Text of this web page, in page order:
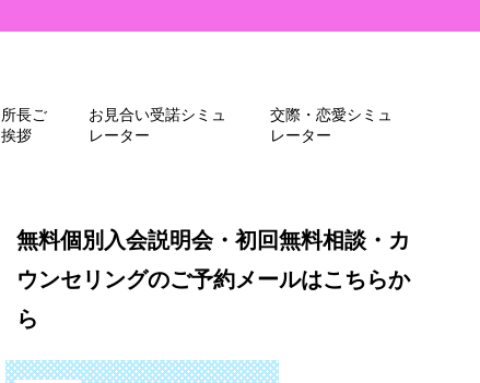
所長ご
挨拶
お見合い受諾シミュ
レーター
交際・恋愛シミュ
レーター
無料個別入会説明会・初回無料相談・カ
ウンセリングのご予約メールはこちらか
ら